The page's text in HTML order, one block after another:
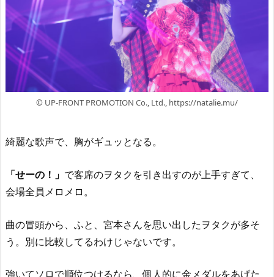
© UP-FRONT PROMOTION Co., Ltd., https://natalie.mu/
綺麗な歌声で、胸がギュッとなる。
「せーの！」 で客席のヲタクを引き出すのが上手すぎて、
会場全員メロメロ。
曲の冒頭から、ふと、宮本さんを思い出したヲタクが多そ
う。別に比較してるわけじゃないです。
強いてソロで順位つけるなら、個人的に金メダルをあげた